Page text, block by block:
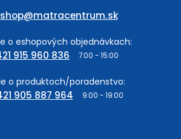
@matracentrum.sk
915 960 836
905 887 964